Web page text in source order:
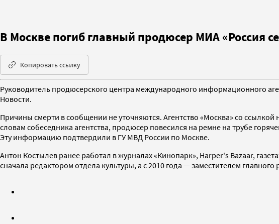
В Москве погиб главный продюсер МИА «Россия
Копировать ссылку
Руководитель продюсерского центра международного информационного
Новости.
Причины смерти в сообщении не уточняются. Агентство «Москва» со
словам собеседника агентства, продюсер повесился на ремне на трубе
Эту информацию подтвердили в ГУ МВД России по Москве.
Антон Костылев ранее работал в журналах «Кинопарк», Harper's Bazaar,
сначала редактором отдела культуры, а с 2010 года — заместителем главного